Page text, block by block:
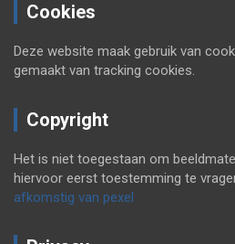
Cookies
Deze website maak gebruik van
gemaakt van tracking cookies.
Copyright
Het is niet toegestaan om
hiervoor eerst toestemming te
afkomstig van pexel